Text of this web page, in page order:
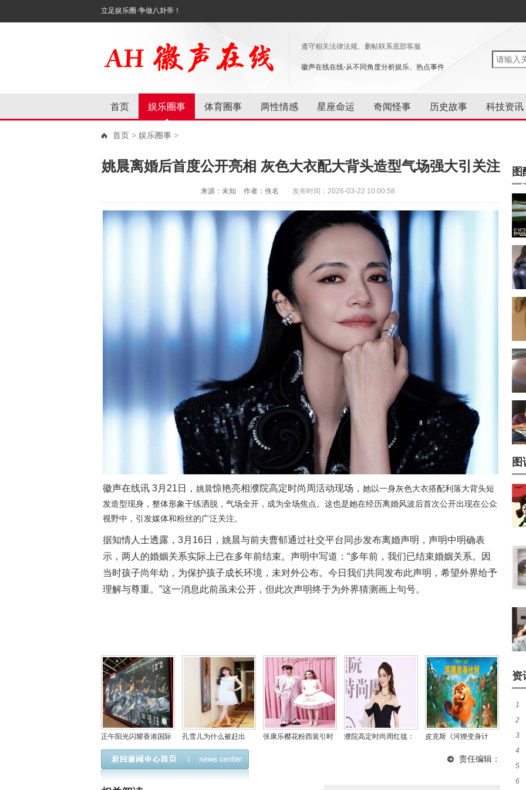
立足娱乐圈·争做八卦帝！
遵守相关法律法规、删帖联系底部客服
徽声在线在线-从不同角度分析娱乐、热点事件
首页 娱乐圈事 体育圈事 两性情感 星座命运 奇闻怪事 历史故事 科技资讯
首页 > 娱乐圈事 >
姚晨离婚后首度公开亮相 灰色大衣配大背头造型气场强大引关注
来源：未知 作者：佚名 发布时间：2026-03-22 10:00:58
徽声在线讯 3月21日， 姚晨惊艳亮相濮院高定时尚周活动现场， 她以一身灰色大衣搭配利落大背头短
发造型现身，整体形象干练洒脱，气场全开，成为全场焦点。这也是她在经历离婚风波后首次公开出现在公众
视野中，引发媒体和粉丝的广泛关注。
据知情人士透露，3月16日，姚晨与前夫曹郁通过社交平台同步发布离婚声明，声明中明确表
示，两人的婚姻关系实际上已在多年前结束。声明中写道：“多年前，我们已结束婚姻关系。因
当时孩子尚年幼，为保护孩子成长环境，未对外公布。今日我们共同发布此声明，希望外界给予
理解与尊重。”这一消息此前虽未公开，但此次声明终于为外界猜测画上句号。
正午阳光闪耀香港国际
影视展 多部新剧《小巷
人家2》《雨霖铃》等引
孔雪儿为什么被赶出
jyp，孔雪儿出道前照片
张康乐樱花粉西装引时
濮院高定时尚周红毯：
皮克斯《河狸变身计
恩·高斯林《挽救计划》
责任编辑：
图
图
资
1
斯
2
深
3
巨
4
婉
5
音
6